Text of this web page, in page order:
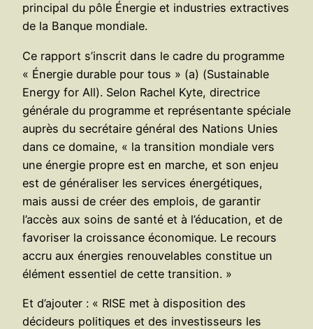
principal du pôle Énergie et industries extractives
de la Banque mondiale.
Ce rapport s’inscrit dans le cadre du programme
« Énergie durable pour tous » (a) (Sustainable
Energy for All). Selon Rachel Kyte, directrice
générale du programme et représentante spéciale
auprès du secrétaire général des Nations Unies
dans ce domaine, « la transition mondiale vers
une énergie propre est en marche, et son enjeu
est de généraliser les services énergétiques,
mais aussi de créer des emplois, de garantir
l’accès aux soins de santé et à l’éducation, et de
favoriser la croissance économique. Le recours
accru aux énergies renouvelables constitue un
élément essentiel de cette transition. »
Et d’ajouter : « RISE met à disposition des
décideurs politiques et des investisseurs les